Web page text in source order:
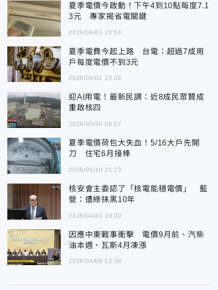
夏季電價今啟動！下午4到10點每度7.1
3元 專家揭省電關鍵
2026/06/01 20:54
夏季電費今起上路 台電：超過7成用
戶每度電價不到3元
2026/06/01 20:39
迎AI用電！最新民調：近8成民眾贊成
重啟核四
2026/05/30 09:07
夏季電價荷包大失血！5/16大戶先開
刀 住宅6月接棒
2026/05/10 21:23
核安會主委認了「核電能穩電價」 藍
營：遭綠抹黑10年
2026/04/24 10:00
因應中東戰事衝擊 電價9月前、汽柴
油本週、瓦斯4月凍漲
2026/04/06 13:38